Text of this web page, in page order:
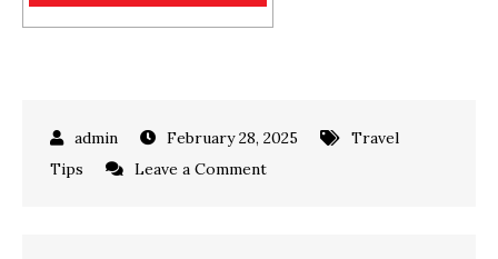
February 28, 2025
Travel
Tips
Leave a Commenton